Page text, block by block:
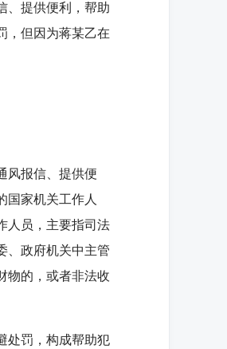
、提供便利，帮助
，但因为蒋某乙在
风报信、提供便
国家机关工作人
人员，主要指司法
、政府机关中主管
物的，或者非法收
处罚，构成帮助犯